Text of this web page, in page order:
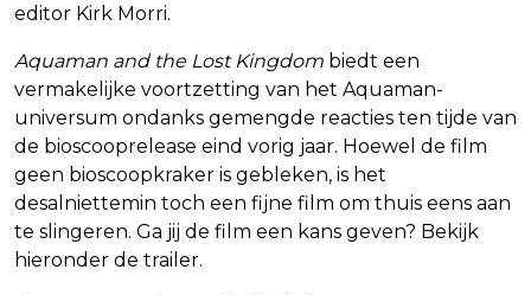
editor Kirk Morri.
Aquaman and the Lost Kingdom biedt een
vermakelijke voortzetting van het Aquaman-
universum ondanks gemengde reacties ten tijde van
de bioscooprelease eind vorig jaar. Hoewel de film
geen bioscoopkraker is gebleken, is het
desalniettemin toch een fijne film om thuis eens aan
te slingeren. Ga jij de film een kans geven? Bekijk
hieronder de trailer.